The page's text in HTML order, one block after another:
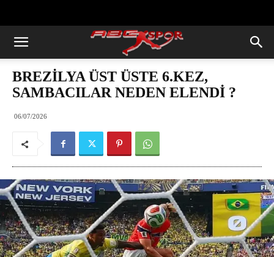
BREZİLYA ÜST ÜSTE 6.KEZ,
SAMBACILAR NEDEN ELENDİ ?
06/07/2026